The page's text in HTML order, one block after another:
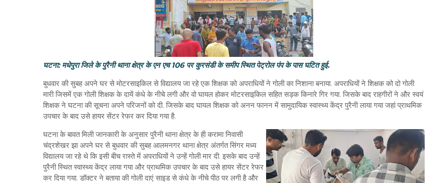
घटना: मधेपुरा जिले के पुरैनी थाना क्षेत्र के एन एच 106 पर कुरसंडी के समीप स्थित पेट्रोल पंप के पास घटित हुई.
बुधवार की सुबह अपने घर से मोटरसाइकिल से विद्यालय जा रहे एक शिक्षक को अपराधियों ने गोली का निशाना बनाया. अपराधियों ने शिक्षक को दो गोली
मारी जिसमें एक गोली शिक्षक के दायें कंधे के नीचे लगी और वो घायल होकर मोटरसाइकिल सहित सड़क किनारे गिर गया. जिसके बाद राहगीरों ने और स्वयं
शिक्षक ने घटना की सूचना अपने परिजनों को दी. जिसके बाद घायल शिक्षक को अनन फानन में सामुदायिक स्वास्थ्य केंद्र पुरैनी लाया गया जहां प्राथमिक
उपचार के बाद उसे हायर सेंटर रेफर कर दिया गया है.
घटना के बावत मिली जानकारी के अनुसार पुरैनी थाना क्षेत्र के ही करामा निवासी
चंद्रशेखर झा अपने घर से बुधवार की सुबह आलमनगर थाना क्षेत्र अंतर्गत सिंगर मध्य
विद्यालय जा रहे थे कि इसी बीच रास्ते में अपराधियों ने उन्हें गोली मार दी. इसके बाद उन्हें
पुरैनी स्थित स्वास्थ्य केंद्र लाया गया और प्राथमिक उपचार के बाद उसे हायर सेंटर रेफर
कर दिया गया. डॉक्टर ने बताया की गोली दाएं साइड से कंधे के नीचे पीठ पर लगी है और